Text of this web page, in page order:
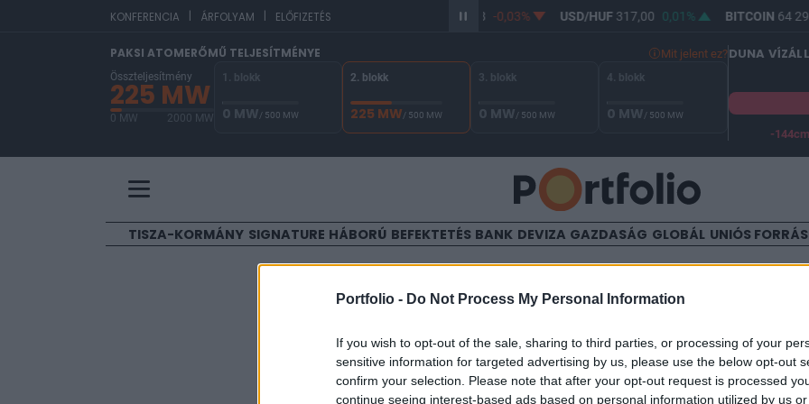
Portfolio - Do Not Process My Personal Information
If you wish to opt-out of the sale, sharing to third parties, or processing of your
sensitive information for targeted advertising by us, please use the below opt-out
confirm your selection. Please note that after your opt-out request is processed
continue seeing interest-based ads based on personal information utilized by us
KONFERENCIA | ÁRFOLYAM | ELŐFIZETÉS 365,28 -0,03% USD/HUF 317,00 0,01% BITCOIN64
PAKSI ATOMERŐMŰ TELJESÍTMÉNYE Mit jelent ez?
Összteljesítmény
225 MW
0 MW 2000 MW
1. blokk
0 MW/ 500 MW
2. blokk
225 MW/ 500 MW
3. blokk
0 MW/ 500 MW
4. blokk
0 MW/ 500 MW
DUNA
-144cm
TISZA-KORMÁNY SIGNATURE HÁBORÚ BEFEKTETÉS BANK DEVIZA GAZDASÁG GLOBÁL UNIÓS
2002. június 18. 09:35